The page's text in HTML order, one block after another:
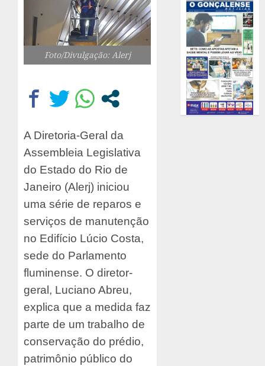
Foto/Divulgação: Alerj
A Diretoria-Geral da
Assembleia Legislativa
do Estado do Rio de
Janeiro (Alerj) iniciou
uma série de reparos e
serviços de manutenção
no Edifício Lúcio Costa,
sede do Parlamento
fluminense. O diretor-
geral, Luciano Abreu,
explica que a medida faz
parte de um trabalho de
conservação do prédio,
patrimônio público do